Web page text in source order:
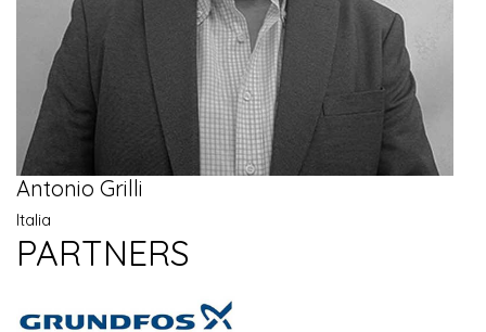
Antonio Grilli
Italia
PARTNERS